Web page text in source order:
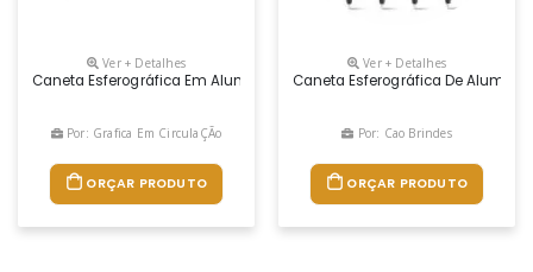
Ver + Detalhes
Caneta Esferográfica Em Alumínio Com Corpo Colorido, Acabamento
Por: Grafica Em CirculaÇÃo
ORÇAR PRODUTO
Ver + Detalhes
Caneta Esferográfica De Alumínio
Por: Cao Brindes
ORÇAR PRODUTO